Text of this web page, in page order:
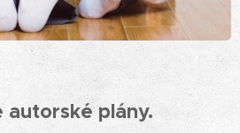
plány.